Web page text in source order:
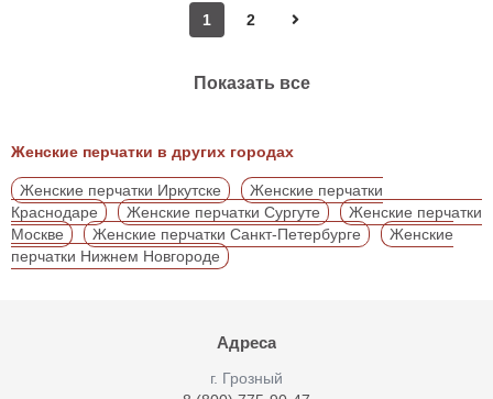
1 2
Показать все
Женские перчатки в других городах
Женские перчатки Иркутске
Женские перчатки
Краснодаре
Женские перчатки Сургуте
Женские перчатки
Москве
Женские перчатки Санкт-Петербурге
Женские
перчатки Нижнем Новгороде
Адреса
г. Грозный